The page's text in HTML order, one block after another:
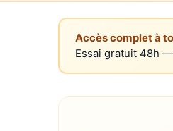
Accès complet à
Essai gratuit 48h